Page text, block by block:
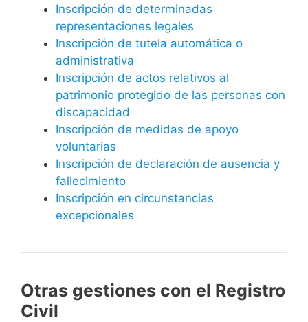
Inscripción de determinadas
representaciones legales
Inscripción de tutela automática o
administrativa
Inscripción de actos relativos al
patrimonio protegido de las personas con
discapacidad
Inscripción de medidas de apoyo
voluntarias
Inscripción de declaración de ausencia y
fallecimiento
Inscripción en circunstancias
excepcionales
Otras gestiones con el Registro
Civil